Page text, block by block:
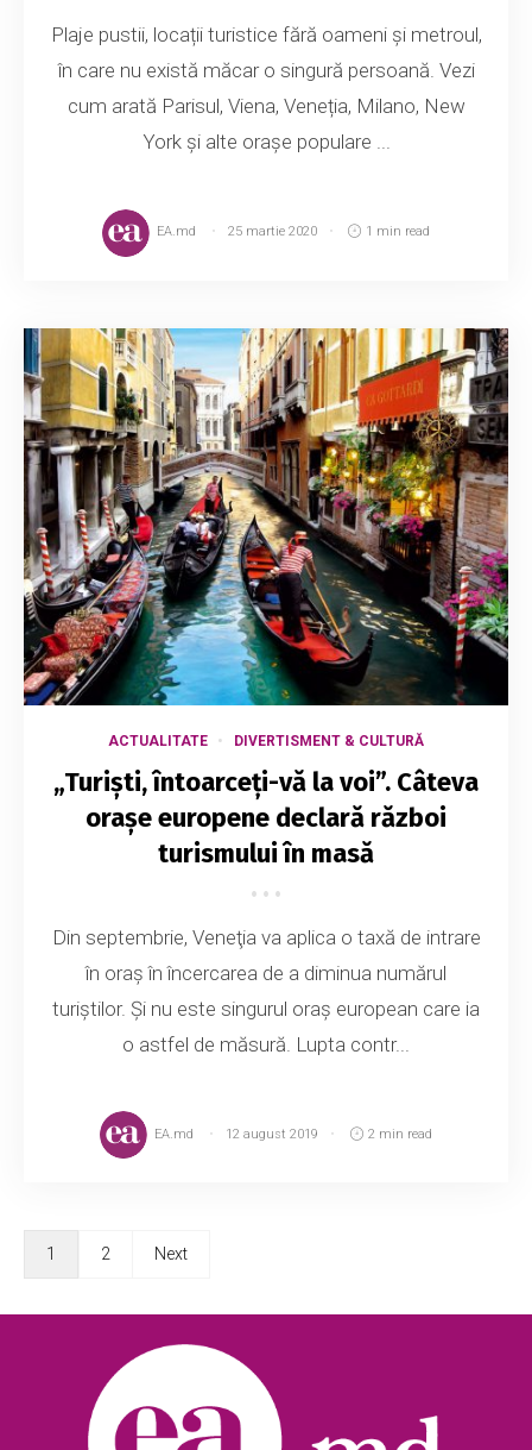
Plaje pustii, locații turistice fără oameni și metroul,
în care nu există măcar o singură persoană. Vezi
cum arată Parisul, Viena, Veneția, Milano, New
York și alte orașe populare ...
EA.md 25 martie 2020 1 min read
ACTUALITATE DIVERTISMENT & CULTURĂ
„Turişti, întoarceţi-vă la voi”. Câteva
orașe europene declară război
turismului în masă
Din septembrie, Veneţia va aplica o taxă de intrare
în oraş în încercarea de a diminua numărul
turiştilor. Și nu este singurul oraş european care ia
o astfel de măsură. Lupta contr...
EA.md 12 august 2019 2 min read
1 2 Next